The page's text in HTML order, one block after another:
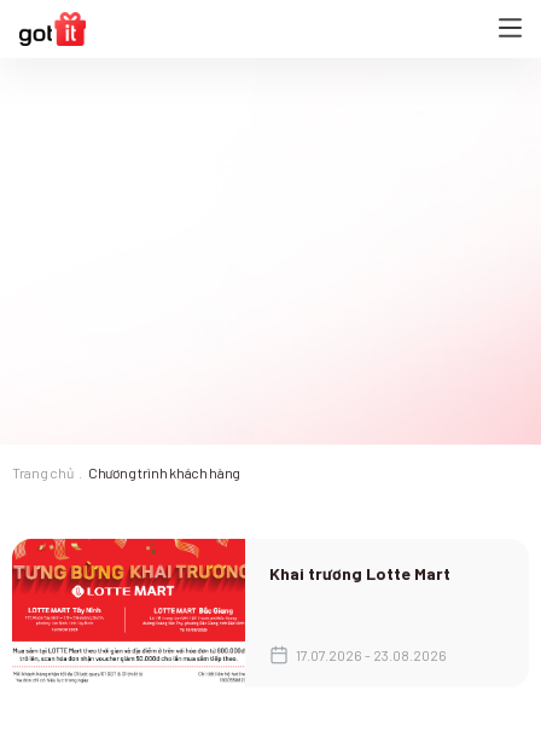
Trang chủ Chương trình khách hàng
Khai trương Lotte Mart
17.07.2026 - 23.08.2026